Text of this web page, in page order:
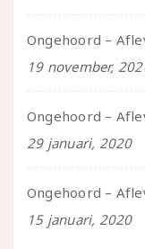
19 november,
29 januari, 2020
Ongehoord –
15 januari, 2020